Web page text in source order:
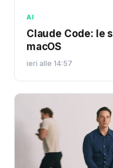
AI
Claude Code: le
macOS
ieri alle 14:57